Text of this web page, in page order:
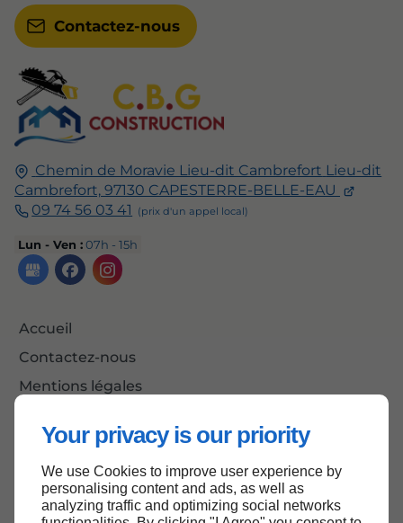
Your privacy is our priority
We use Cookies to improve user experience by
personalising content and ads, as well as
analyzing traffic and optimizing social networks
Chemin de Moravie Lieu-dit Cambrefort Lieu-dit
Cambrefort, 97130 CAPESTERRE-BELLE-EAU
09 74 56 03 41
Lun - Ven :07h - 15h
Accueil
Contactez-nous
Mentions légales
Contactez-nous
Haut de page